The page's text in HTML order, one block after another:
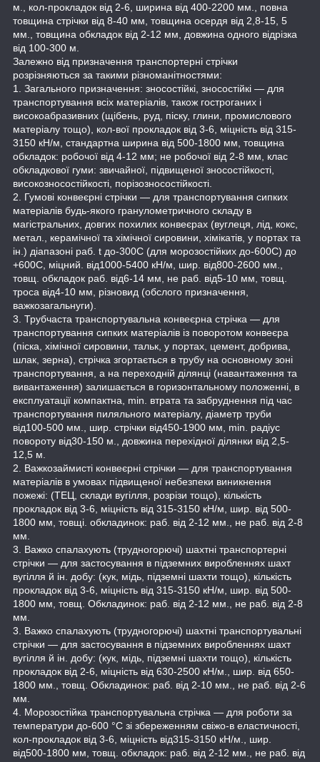
м., кол-прокладок від 2-6, ширина від 400-2200 мм., повна
товщина стрічки від 8-40 мм, товщина осердя від 2,8-15, 5
мм., товщина обкладок від 2-12 мм, довжина одного відрізка
від 100-300 м.
Залежно від призначення транспортерні стрічки
розрізняються за такими різноманітностями:
1. Загального призначення: зносостійкі, зносостійкі — для
транспортування всіх матеріалів, також гостроганих і
високоабразивних (щібень, руд, піску, глини, промислового
матеріалу тощо), кол-вої прокладок від 3-6, міцність від 315-
3150 кН/м, стандартна ширина від 500-1800 мм, товщина
обкладок: робочої від 4-12 мм; не робочої від 2-8 мм, клас
обкладкової гуми: звичайної, підвищеної зносостійкості,
високозносостійкості, порізозносостійкості.
2. Гумові конвеєрні стрічки — для транспортування сипких
матеріалів будь-якого гранулометричного складу в
магістральних, довгих похилих конвеєрах (вуглеця, лід, кокс,
метал., керамічної та хімічної сировини, хімікатів, у портах та
ін.) діапазоні раб. t до-300С (для морозостійких до-600С) до
+600С, міцний. від1000-5400 кН/м, шир. від800-2600 мм.,
товщ. обкладок раб. від6-14 мм, не раб. від5-10 мм, товщ.
троса від4-10 мм, різновид (обслого призначення,
важкозагальнуги).
3. Трубчаста транспортувальна конвеєрна стрічка — для
транспортування сипких матеріалів із поворотом конвеєра
(піска, хімічної сировини, тальк, у портах, цемент, добрива,
шлак, зерна), стрічка згортається в трубу на основному зоні
транспортування, а на переходній ділянці (навантаження та
вивантаження) залишається в горизонтальному положенні, в
експлуатації компактна, min. втрата та забруднення під час
транспортування пиляльного матеріалу, діаметр труби
від100-500 мм., шир. стрічки від450-1900 мм, min. радіус
повороту від30-150 м., довжина перехідної ділянки від 2,5-
12,5 м.
2. Важкозаймисті конвеєрні стрічки — для транспортування
матеріалів в умовах підвищеної небезпеки виникнення
пожежі: (ТЕЦ, склади вугілля, розрізи тощо), кількість
прокладок від 3-6, міцність від 315-3150 кН/м, шир. від 500-
1800 мм, товщі. обкладинок: раб. від 2-12 мм., не раб. від 2-8
мм.
3. Важко спалахують (трудногорючі) шахтні транспортерні
стрічки — для застосування в підземних виробленнях шахт
вугілля й ін. добу: (кук, мідь, підземні шахти тощо), кількість
прокладок від 3-6, міцність від 315-3150 кН/м, шир. від 500-
1800 мм, товщ. Обкладинок: раб. від 2-12 мм., не раб. від 2-8
мм.
3. Важко спалахують (трудногорючі) шахтні транспортувальні
стрічки — для застосування в підземних виробленнях шахт
вугілля й ін. добу: (кук, мідь, підземні шахти тощо), кількість
прокладок від 2-6, міцність від 630-2500 кН/м., шир. від 650-
1800 мм., товщ. Обкладинок: раб. від 2-10 мм., не раб. від 2-6
мм.
4. Морозостійка транспортувальна стрічка — для роботи за
температури до-600 °C зі збереженням свіжо-в еластичності,
кол-прокладок від 3-6, міцність від315-3150 кН/м., шир.
від500-1800 мм, товщ. обкладок: раб. від 2-12 мм., не раб. від